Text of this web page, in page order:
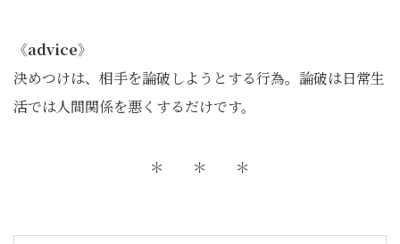
《advice》
決めつけは、相手を論破しようとする行為。論破は日常生
活では人間関係を悪くするだけです。
＊ ＊ ＊